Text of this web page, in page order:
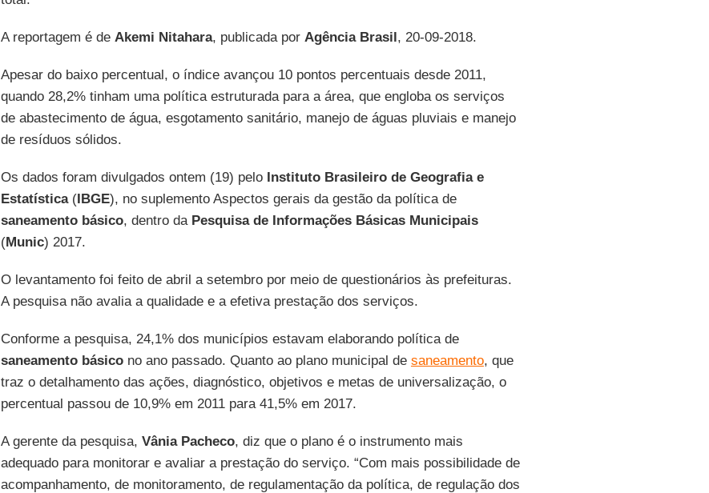
A reportagem é de Akemi Nitahara, publicada por Agência Brasil, 20-09-2018.
Apesar do baixo percentual, o índice avançou 10 pontos percentuais desde 2011,
quando 28,2% tinham uma política estruturada para a área, que engloba os serviços
de abastecimento de água, esgotamento sanitário, manejo de águas pluviais e manejo
de resíduos sólidos.
Os dados foram divulgados ontem (19) pelo Instituto Brasileiro de Geografia e
Estatística(IBGE), no suplemento Aspectos gerais da gestão da política de
saneamento básico, dentro da Pesquisa de Informações Básicas Municipais
(Munic) 2017.
O levantamento foi feito de abril a setembro por meio de questionários às prefeituras.
A pesquisa não avalia a qualidade e a efetiva prestação dos serviços.
Conforme a pesquisa, 24,1% dos municípios estavam elaborando política de
saneamento básicono ano passado. Quanto ao plano municipal de saneamento, que
traz o detalhamento das ações, diagnóstico, objetivos e metas de universalização, o
percentual passou de 10,9% em 2011 para 41,5% em 2017.
A gerente da pesquisa, Vânia Pacheco, diz que o plano é o instrumento mais
adequado para monitorar e avaliar a prestação do serviço. “Com mais possibilidade de
acompanhamento, de monitoramento, de regulamentação da política, de regulação dos